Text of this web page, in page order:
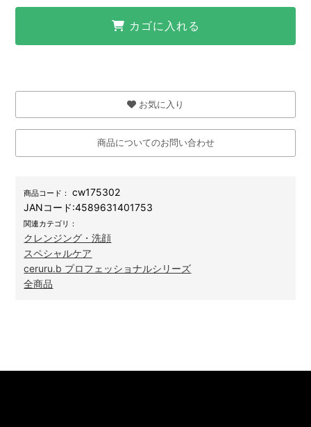
カゴに入れる
お気に入り
商品についてのお問い合わせ
商品コード：
cw175302
JANコード:4589631401753
関連カテゴリ：
クレンジング・洗顔
スペシャルケア
ceruru.b プロフェッショナルシリーズ
全商品